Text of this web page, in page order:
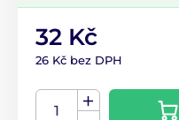
32 Kč
26 Kč bez DPH